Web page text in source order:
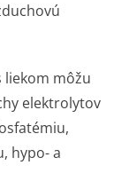
liekom môžu
elektrolytov
hypo- a